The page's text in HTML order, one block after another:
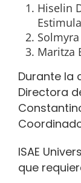
Hiselin
Maritza
Durante la
Directora
ISAE
que